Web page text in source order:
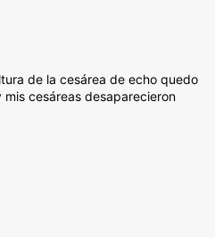
de la cesárea de echo quedo
cesáreas desaparecieron